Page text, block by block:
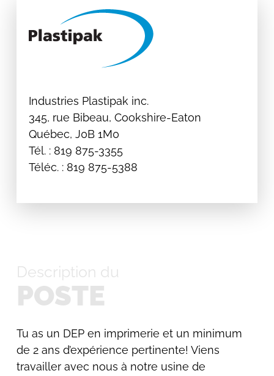
Industries Plastipak inc.
345, rue Bibeau, Cookshire-Eaton
Québec, J0B 1M0
Tél. : 819 875-3355
Téléc. : 819 875-5388
Description du
POSTE
Tu as un DEP en imprimerie et un minimum
de 2 ans d’expérience pertinente! Viens
travailler avec nous à notre usine de